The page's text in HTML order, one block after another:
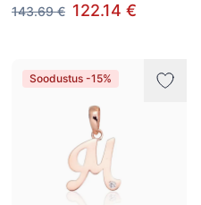
143.69 € 122.14 €
Soodustus -15%